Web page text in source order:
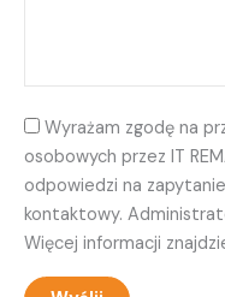
Wyrażam zgodę na
osobowych przez IT
odpowiedzi na
kontaktowy.
Więcej informacji